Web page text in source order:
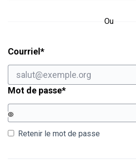
Ou
Courriel *Champ obligatoire
Mot de passe*Champ obligatoire
Retenir le mot de passe